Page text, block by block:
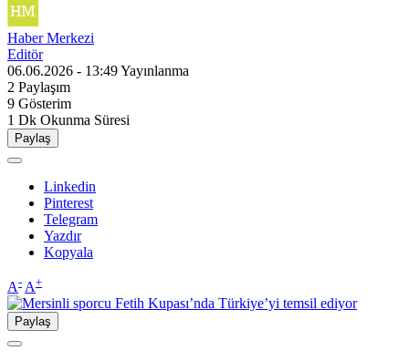
Haber Merkezi
Editör
06.06.2026 - 13:49Yayınlanma
2 Paylaşım
9 Gösterim
1 Dk Okunma Süresi
Paylaş
Linkedin
Pinterest
Telegram
Yazdır
Kopyala
A- A+
Paylaş